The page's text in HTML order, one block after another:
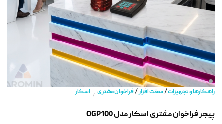
راهکارها و تجهیزات/سخت افزار/فراخوان مشتری / اسکار
پیجر فراخوان مشتری اسکار مدل OGP100